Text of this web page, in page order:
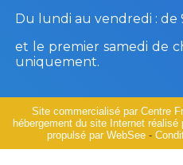
Du lundi au vendredi : de
et le premier samedi de
uniquement.
Site commercialisé par Centre
hébergement du site Internet réalisé
propulsé par WebSee -